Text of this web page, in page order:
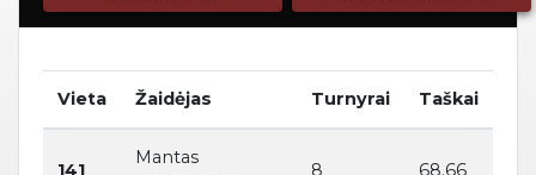
Vieta Žaidėjas Turnyrai Taškai
141
Mantas
8 68.66